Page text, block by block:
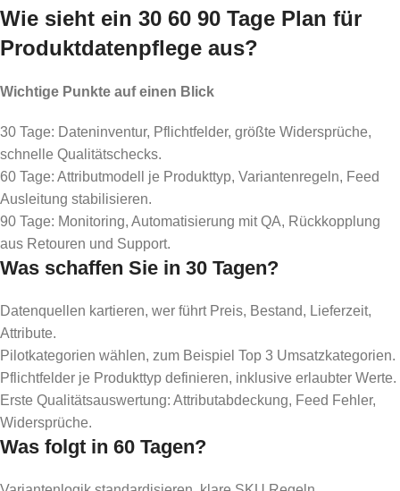
Wie sieht ein 30 60 90 Tage Plan für
Produktdatenpflege aus?
Wichtige Punkte auf einen Blick
30 Tage: Dateninventur, Pflichtfelder, größte Widersprüche,
schnelle Qualitätschecks.
60 Tage: Attributmodell je Produkttyp, Variantenregeln, Feed
Ausleitung stabilisieren.
90 Tage: Monitoring, Automatisierung mit QA, Rückkopplung
aus Retouren und Support.
Was schaffen Sie in 30 Tagen?
Datenquellen kartieren, wer führt Preis, Bestand, Lieferzeit,
Attribute.
Pilotkategorien wählen, zum Beispiel Top 3 Umsatzkategorien.
Pflichtfelder je Produkttyp definieren, inklusive erlaubter Werte.
Erste Qualitätsauswertung: Attributabdeckung, Feed Fehler,
Widersprüche.
Was folgt in 60 Tagen?